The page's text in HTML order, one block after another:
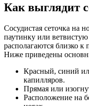
Как выглядит
Сосудистая сеточка на
паутинку или
располагаются близко
Ниже приведены
Красный, синий
капилляров.
Прямая или
Расположение на